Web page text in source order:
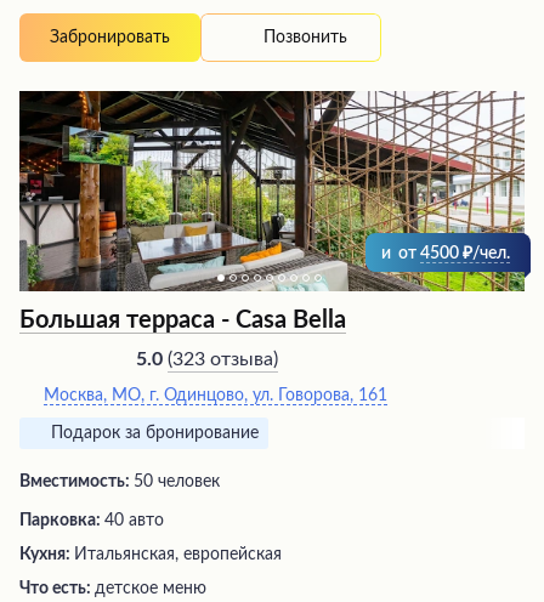
выбором. Особого внимания заслуживают талантливые
музыканты с потрясающими голосами, создающие
идеально подходит для проведения корпоративов и
встреч с друзьями в непринужденной обстановке по
доступным ценам.
Забронировать Позвонить
и от 4500 /чел.
Большая терраса - Casa Bella
5.0 (323 отзыва)
Москва, МО, г. Одинцово, ул. Говорова, 161
Подарок за бронирование
Вместимость: 50 человек
Парковка: 40 авто
Кухня: Итальянская, европейская
Что есть: детское меню